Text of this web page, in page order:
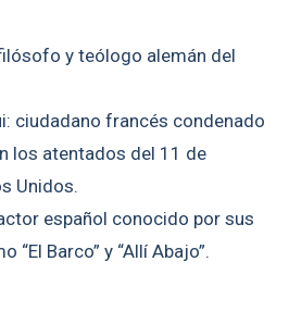
y teólogo alemán del
ciudadano francés condenado
los atentados del 11 de
Unidos.
español conocido por sus
“El Barco” y “Allí Abajo”.